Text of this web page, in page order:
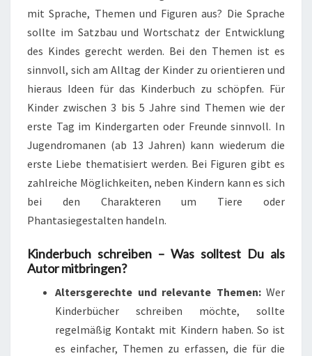
mit Sprache, Themen und Figuren aus? Die Sprache
sollte im Satzbau und Wortschatz der Entwicklung
des Kindes gerecht werden. Bei den Themen ist es
sinnvoll, sich am Alltag der Kinder zu orientieren und
hieraus Ideen für das Kinderbuch zu schöpfen. Für
Kinder zwischen 3 bis 5 Jahre sind Themen wie der
erste Tag im Kindergarten oder Freunde sinnvoll. In
Jugendromanen (ab 13 Jahren) kann wiederum die
erste Liebe thematisiert werden. Bei Figuren gibt es
zahlreiche Möglichkeiten, neben Kindern kann es sich
bei den Charakteren um Tiere oder
Phantasiegestalten handeln.
Kinderbuch schreiben – Was solltest Du als
Autor mitbringen?
Altersgerechte und relevante Themen: Wer
Kinderbücher schreiben möchte, sollte
regelmäßig Kontakt mit Kindern haben. So ist
es einfacher, Themen zu erfassen, die für die